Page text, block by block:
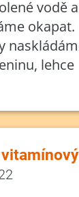
vodě
okapat.
lehce